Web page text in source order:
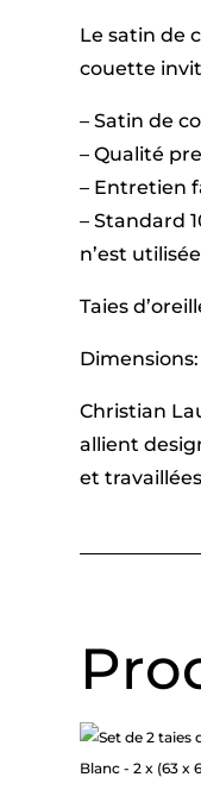
Le satin de
couette
– Satin de
– Qualité
– Entretien
– Standard
n’est
Taies
Dimensions:
Christian
allient
et